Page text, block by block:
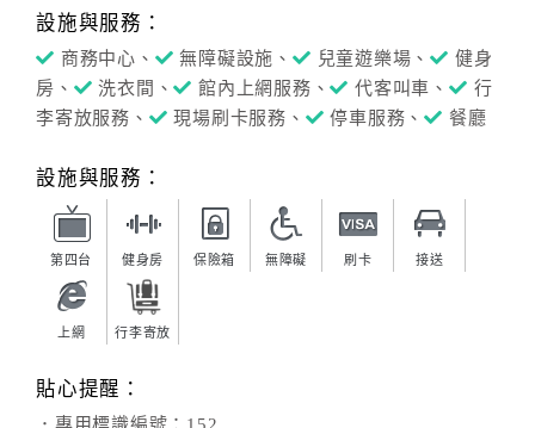
Q&A
國
卡
據
設施與服務：
商務中心、 無障礙設施、 兒童遊樂場、
健身
房、
洗衣間、 館內上網服務、 代客叫車、
行
李寄放服務、
現場刷卡服務、 停車服務、 餐廳
設施與服務：
第四台 健身房 保險箱 無障礙 刷卡 接送
上網 行李寄放
貼心提醒：